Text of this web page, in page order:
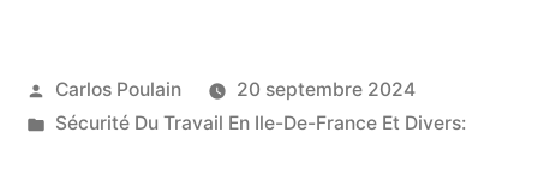
Publié
par
Carlos Poulain
20 septembre 2024
Publié
Sécurité Du Travail En Ile-De-France Et Divers: